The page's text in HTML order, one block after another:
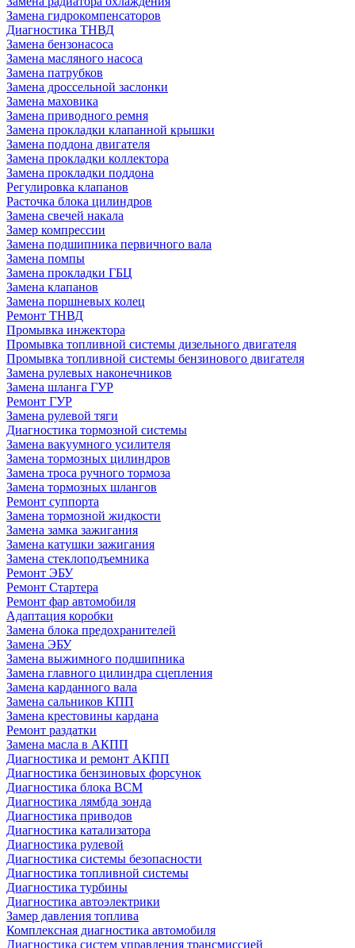
Замена гидрокомпенсаторов
Диагностика ТНВД
Замена бензонасоса
Замена масляного насоса
Замена патрубков
Замена дроссельной заслонки
Замена маховика
Замена приводного ремня
Замена прокладки клапанной крышки
Замена поддона двигателя
Замена прокладки коллектора
Замена прокладки поддона
Регулировка клапанов
Расточка блока цилиндров
Замена свечей накала
Замер компрессии
Замена подшипника первичного вала
Замена помпы
Замена прокладки ГБЦ
Замена клапанов
Замена поршневых колец
Ремонт ТНВД
Промывка инжектора
Промывка топливной системы дизельного двигателя
Промывка топливной системы бензинового двигателя
Замена рулевых наконечников
Замена шланга ГУР
Ремонт ГУР
Замена рулевой тяги
Диагностика тормозной системы
Замена вакуумного усилителя
Замена тормозных цилиндров
Замена троса ручного тормоза
Замена тормозных шлангов
Ремонт суппорта
Замена тормозной жидкости
Замена замка зажигания
Замена катушки зажигания
Замена стеклоподъемника
Ремонт ЭБУ
Ремонт Стартера
Ремонт фар автомобиля
Адаптация коробки
Замена блока предохранителей
Замена ЭБУ
Замена выжимного подшипника
Замена главного цилиндра сцепления
Замена карданного вала
Замена сальников КПП
Замена крестовины кардана
Ремонт раздатки
Замена масла в АКПП
Диагностика и ремонт АКПП
Диагностика бензиновых форсунок
Диагностика блока BCM
Диагностика лямбда зонда
Диагностика приводов
Диагностика катализатора
Диагностика рулевой
Диагностика системы безопасности
Диагностика топливной системы
Диагностика турбины
Диагностика автоэлектрики
Замер давления топлива
Комплексная диагностика автомобиля
Диагностика систем управления трансмиссией